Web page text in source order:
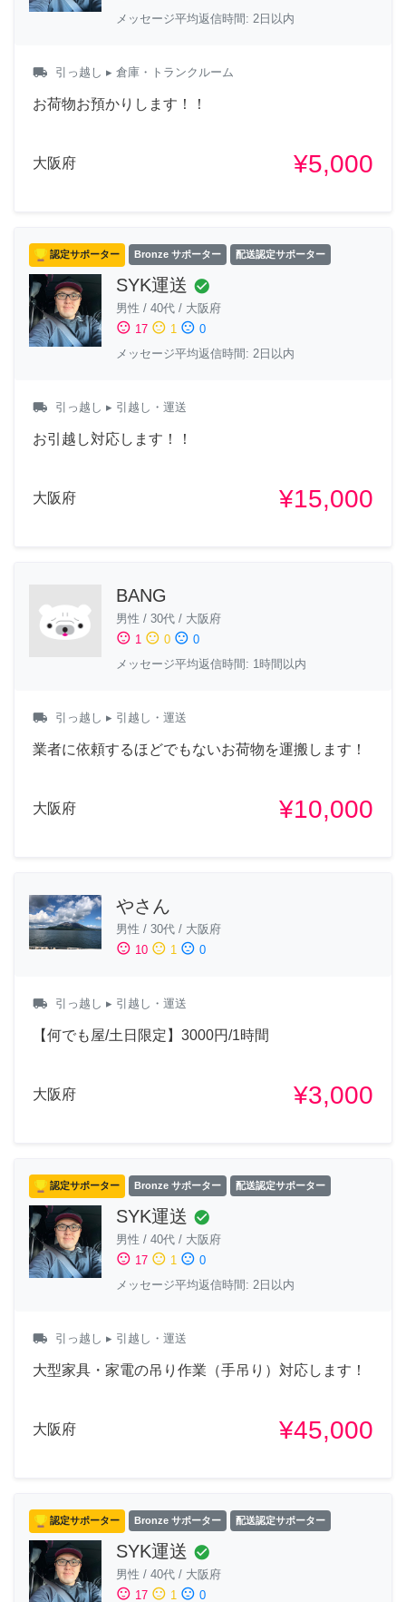
メッセージ平均返信時間: 2日以内
local_shipping 引っ越し ▸ 倉庫・トランクルーム
お荷物お預かりします！！
大阪府 ¥5,000
認定サポーター Bronze サポーター 配送認定サポーター
SYK運送 check_circle
男性 / 40代 / 大阪府
sentiment_satisfied 17 sentiment_neutral 1 sentiment_dissatisfied 0
メッセージ平均返信時間: 2日以内
local_shipping 引っ越し ▸ 引越し・運送
お引越し対応します！！
大阪府 ¥15,000
BANG
男性 / 30代 / 大阪府
sentiment_satisfied 1 sentiment_neutral 0 sentiment_dissatisfied 0
メッセージ平均返信時間: 1時間以内
local_shipping 引っ越し ▸ 引越し・運送
業者に依頼するほどでもないお荷物を運搬します！
大阪府 ¥10,000
やさん
男性 / 30代 / 大阪府
sentiment_satisfied 10 sentiment_neutral 1 sentiment_dissatisfied 0
local_shipping 引っ越し ▸ 引越し・運送
【何でも屋/土日限定】3000円/1時間
大阪府 ¥3,000
認定サポーター Bronze サポーター 配送認定サポーター
SYK運送 check_circle
男性 / 40代 / 大阪府
sentiment_satisfied 17 sentiment_neutral 1 sentiment_dissatisfied 0
メッセージ平均返信時間: 2日以内
local_shipping 引っ越し ▸ 引越し・運送
大型家具・家電の吊り作業（手吊り）対応します！
大阪府 ¥45,000
認定サポーター Bronze サポーター 配送認定サポーター
SYK運送 check_circle
男性 / 40代 / 大阪府
sentiment_satisfied 17 sentiment_neutral 1 sentiment_dissatisfied 0